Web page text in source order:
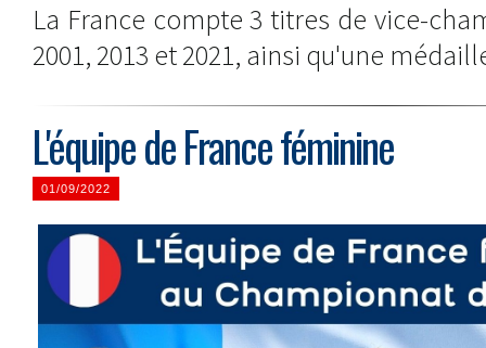
La France compte 3 titres de vice-
2001, 2013 et 2021, ainsi qu'une
L'équipe de France féminine
01/09/2022